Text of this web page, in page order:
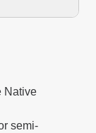
Native
semi-